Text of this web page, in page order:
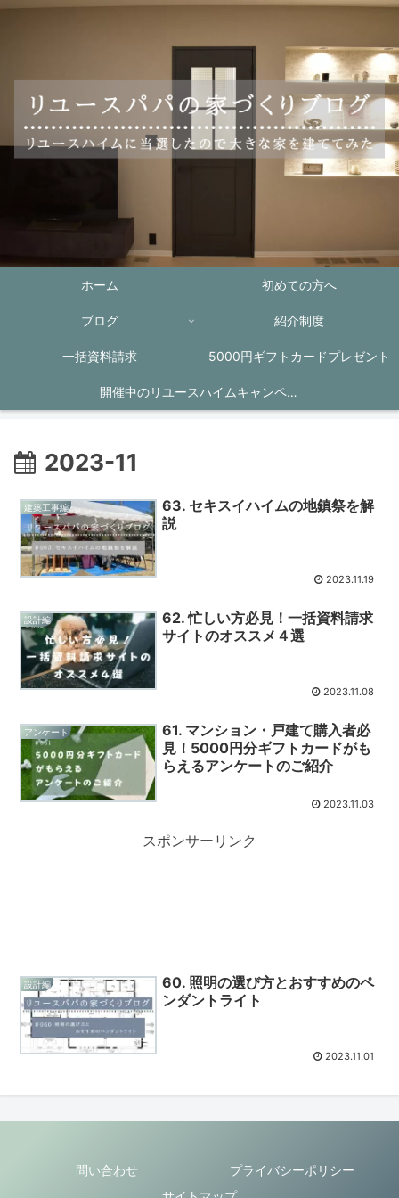
ホーム 初めての方へ
ブログ 紹介制度
一括資料請求 5000円ギフトカードプレゼント
開催中のリユースハイムキャンペー
2023-11
建築工事編
63. セキスイハイムの地鎮祭を解
説
2023.11.19
設計編
62. 忙しい方必見！一括資料請求
サイトのオススメ４選
2023.11.08
アンケート
61. マンション・戸建て購入者必
見！5000円分ギフトカードがも
らえるアンケートのご紹介
2023.11.03
スポンサーリンク
設計編
60. 照明の選び方とおすすめのペ
ンダントライト
2023.11.01
問い合わせ
プライバシーポリシー